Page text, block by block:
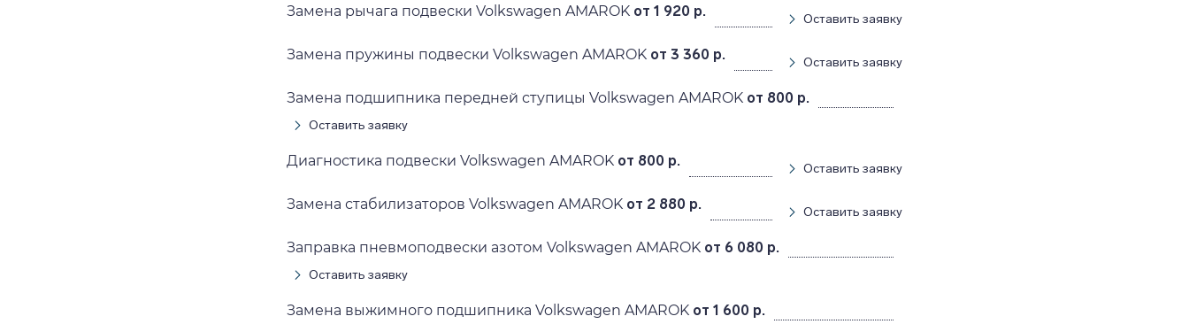
Замена рычага подвески Volkswagen AMAROK от 1 920 р. Оставить заявку
Замена пружины подвески Volkswagen AMAROK от 3 360 р. Оставить заявку
Замена подшипника передней ступицы Volkswagen AMAROK от 800 р.
Оставить заявку
Диагностика подвески Volkswagen AMAROK от 800 р. Оставить заявку
Замена стабилизаторов Volkswagen AMAROK от 2 880 р. Оставить заявку
Заправка пневмоподвески азотом Volkswagen AMAROK от 6 080 р.
Оставить заявку
Замена выжимного подшипника Volkswagen AMAROK от 1 600 р.